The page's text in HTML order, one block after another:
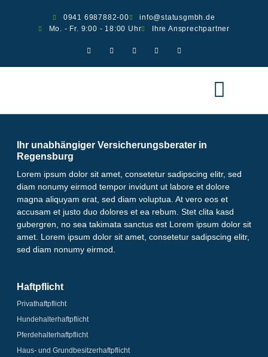
0941 6987882-00
info@statusgmbh.de
Mo. - Fr. 9:00 - 18:00 Uhr
Ihre Ansprechpartner
Ihr unabhängiger Versicherungsberater in
Regensburg
Lorem ipsum dolor sit amet, consetetur sadipscing elitr, sed
diam nonumy eirmod tempor invidunt ut labore et dolore
magna aliquyam erat, sed diam voluptua. At vero eos et
accusam et justo duo dolores et ea rebum. Stet clita kasd
gubergren, no sea takimata sanctus est Lorem ipsum dolor sit
amet. Lorem ipsum dolor sit amet, consetetur sadipscing elitr,
sed diam nonumy eirmod.
Haftpflicht
Privathaftpflicht
Hundehalter­haftpflicht
Pferdehalter­haftpflicht
Haus- und Grundbesitzer­haftpflicht